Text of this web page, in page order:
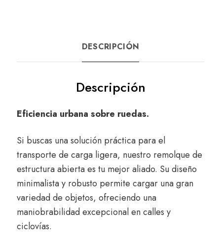
DESCRIPCIÓN
Descripción
Eficiencia urbana sobre ruedas.
Si buscas una solución práctica para el
transporte de carga ligera, nuestro remolque de
estructura abierta es tu mejor aliado. Su diseño
minimalista y robusto permite cargar una gran
variedad de objetos, ofreciendo una
maniobrabilidad excepcional en calles y
ciclovías.